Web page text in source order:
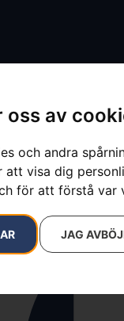
oss av
och andra
visa dig
för att förstå var
JAG